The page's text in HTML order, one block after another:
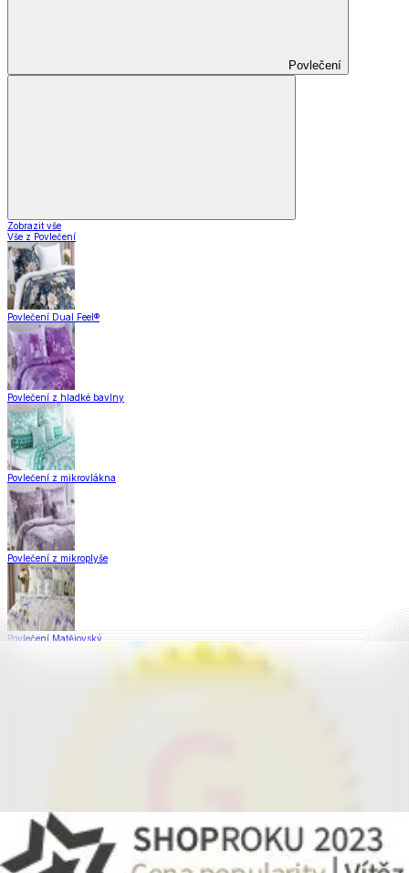
Povlečení
Zobrazit vše
Vše z Povlečení
Povlečení Dual Feel®
Povlečení z hladké bavlny
Povlečení z mikrovlákna
Povlečení z mikroplyše
Povlečení Matějovský